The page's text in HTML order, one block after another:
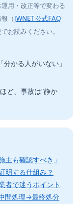
用・改正等で変わる
（JWNET 公式FAQ
お読みください。
かる人がいない」
ど、事故は“静か
主も確認すべき」
明する仕組み？
者で迷うポイント
間処理→最終処分